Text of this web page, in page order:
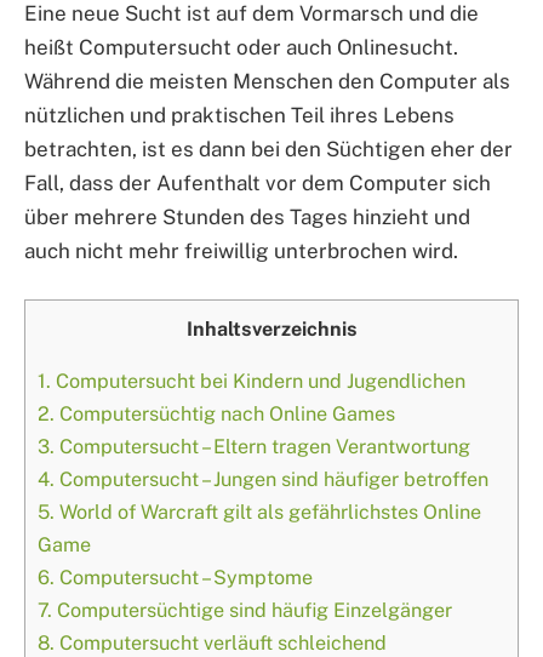
Eine neue Sucht ist auf dem Vormarsch und die
heißt Computersucht oder auch Onlinesucht.
Während die meisten Menschen den Computer als
nützlichen und praktischen Teil ihres Lebens
betrachten, ist es dann bei den Süchtigen eher der
Fall, dass der Aufenthalt vor dem Computer sich
über mehrere Stunden des Tages hinzieht und
auch nicht mehr freiwillig unterbrochen wird.
Inhaltsverzeichnis
1. Computersucht bei Kindern und Jugendlichen
2. Computersüchtig nach Online Games
3. Computersucht – Eltern tragen Verantwortung
4. Computersucht – Jungen sind häufiger betroffen
5. World of Warcraft gilt als gefährlichstes Online
Game
6. Computersucht – Symptome
7. Computersüchtige sind häufig Einzelgänger
8. Computersucht verläuft schleichend